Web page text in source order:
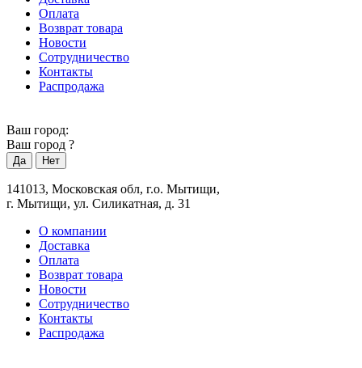
Оплата
Возврат товара
Новости
Сотрудничество
Контакты
Распродажа
Ваш город:
Ваш город ?
141013, Московская обл, г.о. Мытищи,
г. Мытищи, ул. Силикатная, д. 31
О компании
Доставка
Оплата
Возврат товара
Новости
Сотрудничество
Контакты
Распродажа